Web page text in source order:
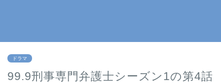
ドラマ
99.9刑事専門弁護士シーズン1の第4話